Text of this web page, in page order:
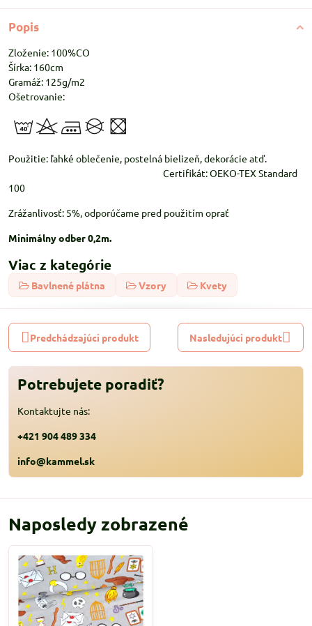
Popis
Zloženie: 100%CO
Šírka: 160cm
Gramáž: 125g/m2
Ošetrovanie:
Použitie: ľahké oblečenie, postelná bielizeň, dekorácie atď.
Certifikát: OEKO-TEX Standard
100
Zrážanlivosť: 5%, odporúčame pred použitím oprať
Minimálny odber 0,2m.
Viac z kategórie
Bavlnené plátna Vzory Kvety
Predchádzajúci produkt Nasledujúci produkt
Potrebujete poradiť?
Kontaktujte nás:
+421 904 489 334
info@kammel.sk
Naposledy zobrazené